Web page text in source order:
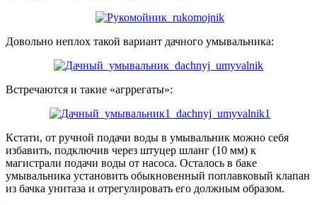
Довольно неплох такой вариант дачного умывальника:
Встречаются и такие «агррегаты»:
Кстати, от ручной подачи воды в умывальник можно себя
избавить, подключив через штуцер шланг (10 мм) к
магистрали подачи воды от насоса. Осталось в баке
умывальника установить обыкновенный поплавковый клапан
из бачка унитаза и отрегулировать его должным образом.